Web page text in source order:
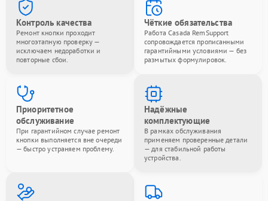
Контроль качества
Ремонт кнопки проходит
многоэтапную проверку —
исключаем недоработки и
повторные сбои.
Чёткие обязательства
Работа Casada RemSupport
сопровождается прописанными
гарантийными условиями — без
размытых формулировок.
Приоритетное
обслуживание
При гарантийном случае ремонт
кнопки выполняется вне очереди
— быстро устраняем проблему.
Надёжные
комплектующие
В рамках обслуживания
применяем проверенные детали
— для стабильной работы
устройства.